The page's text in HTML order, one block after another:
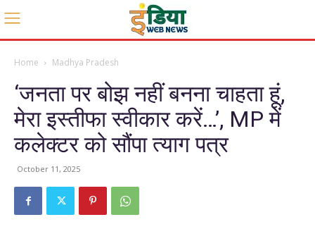
Home Madhya Pradesh
‘जनता पर बोझ नहीं बनना चाहता हूं,
मेरा इस्तीफा स्वीकार करें…’, MP में
कलेक्टर को सौंपा त्याग पत्र
October 11, 2025